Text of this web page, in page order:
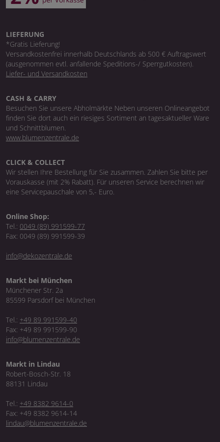
LIEFERUNG
*Gratis Lieferung!
Versandkostenfrei innerhalb Deutschlands ab 500 € Auftragswert
(ausgenommen evtl. anfallende Speditions-/ Sperrgutkosten).
Liefer- und Versandkosten
CASH & CARRY
Besuchen Sie unsere Abholmärkte Neben unseren Onlineangebot
finden Sie dort auch ein riesiges Sortiment an tagesaktueller Ware
und Schnittblumen.
www.blumenzentrale.de
CLICK & COLLECT
Wir stellen Ihre Bestellung für Sie zusammen. Zahlen Sie bitte per
Vorauskasse (mit 2% Rabatt). Für unseren Service berechnen wir
eine Servicepauschale von 5,- Euro.
Online Shop:
Tel.: 0049 (89) 991599-77
Fax: 0049 (89) 991599-39
info@dekozentrale.de
Markt bei München
Münchener Str. 2a
85599 Parsdorf bei München
Tel.: +49 89 991599-40
Fax: +49 89 991599-90
info@blumenzentrale.de
Markt in Lindau
Robert-Bosch-Str. 18
88131 Lindau
Tel.: +49 8382 9614-0
Fax: +49 8382 9614-14
lindau@blumenzentrale.de